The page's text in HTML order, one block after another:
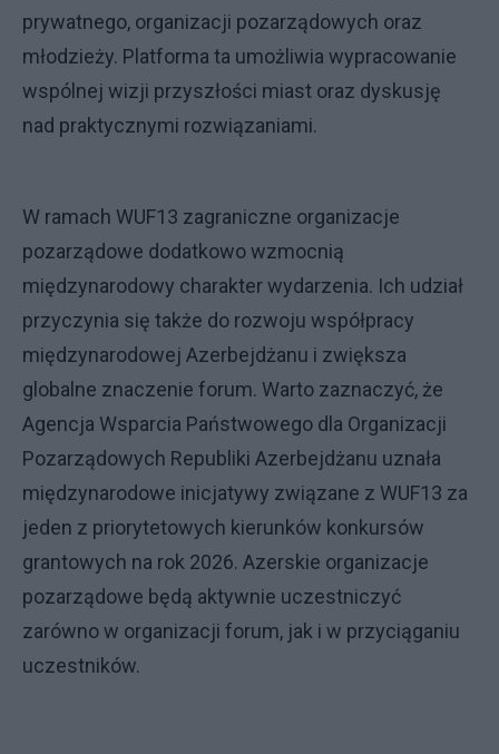
prywatnego, organizacji pozarządowych oraz
młodzieży. Platforma ta umożliwia wypracowanie
wspólnej wizji przyszłości miast oraz dyskusję
nad praktycznymi rozwiązaniami.
W ramach WUF13 zagraniczne organizacje
pozarządowe dodatkowo wzmocnią
międzynarodowy charakter wydarzenia. Ich udział
przyczynia się także do rozwoju współpracy
międzynarodowej Azerbejdżanu i zwiększa
globalne znaczenie forum. Warto zaznaczyć, że
Agencja Wsparcia Państwowego dla Organizacji
Pozarządowych Republiki Azerbejdżanu uznała
międzynarodowe inicjatywy związane z WUF13 za
jeden z priorytetowych kierunków konkursów
grantowych na rok 2026. Azerskie organizacje
pozarządowe będą aktywnie uczestniczyć
zarówno w organizacji forum, jak i w przyciąganiu
uczestników.